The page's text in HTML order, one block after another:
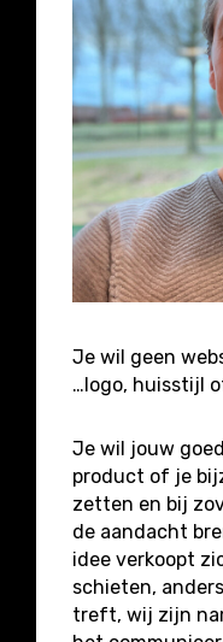
Je wil geen
…logo, huisstijl
Je wil jouw
product of je
zetten en bij
de aandacht
idee verkoopt
schieten,
treft, wij zijn